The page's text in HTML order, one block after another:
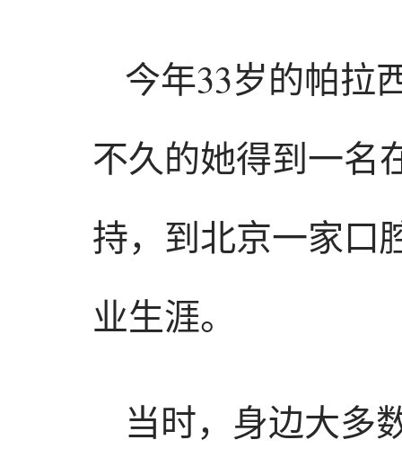
今年33岁的帕拉
不久的她得到一名
持，到北京一家口
业生涯。
当时，身边大多